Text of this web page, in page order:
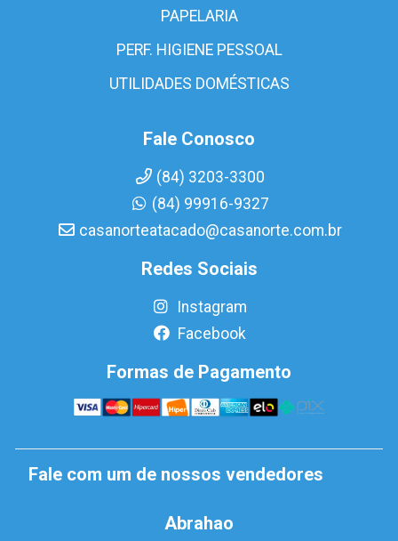
PAPELARIA
PERF. HIGIENE PESSOAL
UTILIDADES DOMÉSTICAS
Fale Conosco
(84) 3203-3300
(84) 99916-9327
casanorteatacado@casanorte.com.br
Redes Sociais
Instagram
Facebook
Formas de Pagamento
Fale com um de nossos vendedores
Abrahao